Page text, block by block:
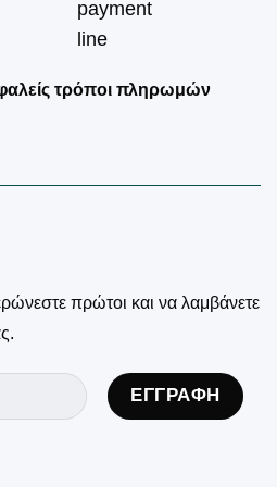
τρόποι πληρωμών
πρώτοι και να λαμβάνετε